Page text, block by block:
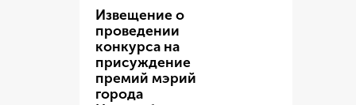
Извещение о
проведении
конкурса на
присуждение
премий мэрий
города